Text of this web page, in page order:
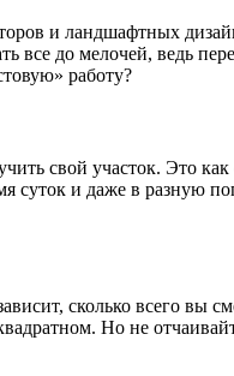
и ландшафтных
все до мелочей, ведь
работу?
свой участок. Это
суток и даже в разную
сколько всего вы
Но не